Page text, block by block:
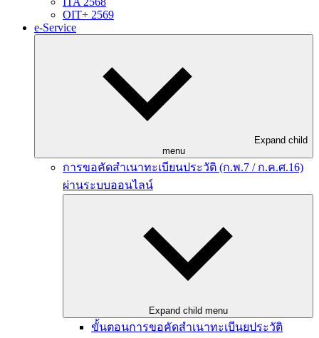
OIT+ 2569
e-Service
Expand child
menu
การขอคัดสำเนาทะเบียนประวัติ (ก.พ.7 / ก.ค.ศ.16)
ผ่านระบบออนไลน์
Expand child menu
ขั้นตอนการขอคัดสำเนาทะเบีนยประวัติ